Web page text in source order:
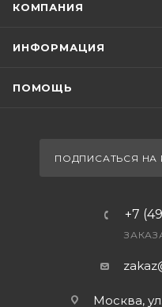
КОМПАНИЯ
ИНФОРМАЦИЯ
ПОМОЩЬ
ПОДПИСАТЬСЯ НА
+7
Москва,